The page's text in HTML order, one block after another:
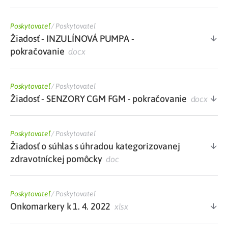
Poskytovateľ/Poskytovateľ
Žiadosť - INZULÍNOVÁ PUMPA -
pokračovanie docx
Poskytovateľ/Poskytovateľ
Žiadosť - SENZORY CGM FGM - pokračovanie docx
Poskytovateľ/Poskytovateľ
Žiadosť o súhlas s úhradou kategorizovanej
zdravotníckej pomôckydoc
Poskytovateľ/Poskytovateľ
Onkomarkery k 1. 4. 2022 xlsx